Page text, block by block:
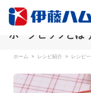
ポークビッツとほ
ホーム > レシピ紹介 > レシピ